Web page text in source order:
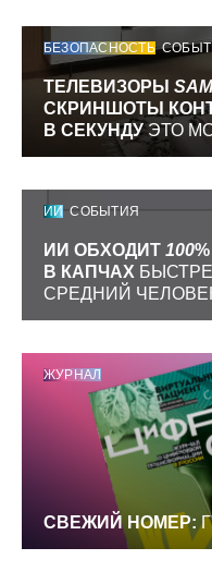
БЕЗОПАСНОСТЬ
ТЕЛЕВИЗОРЫ
СКРИНШОТЫ
В СЕКУНДУЭТО
ИИ СОБЫТИЯ
ИИ ОБХОДИТ 100
В КАПЧАХ
СРЕДНИЙ
ЖУРНАЛ
СВЕЖИЙ НОМЕР: